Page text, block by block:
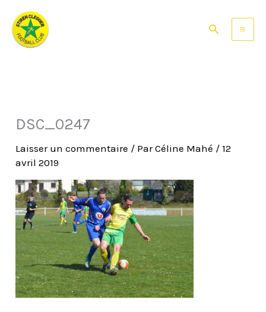
contenu
Rechercher
DSC_0247
Laisser un commentaire / ParCéline Mahé / 12
avril 2019